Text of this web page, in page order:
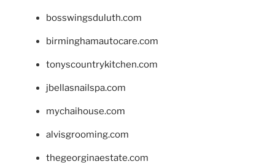
bosswingsduluth.com
birminghamautocare.com
tonyscountrykitchen.com
jbellasnailspa.com
mychaihouse.com
alvisgrooming.com
thegeorginaestate.com